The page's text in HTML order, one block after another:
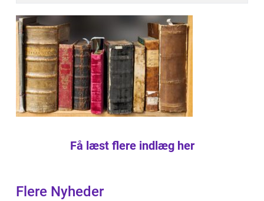
Få læst flere indlæg her
Flere Nyheder